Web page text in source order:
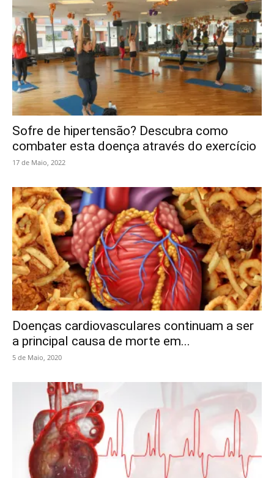
Sofre de hipertensão? Descubra como
combater esta doença através do exercício
17 de Maio, 2022
Doenças cardiovasculares continuam a ser
a principal causa de morte em...
5 de Maio, 2020